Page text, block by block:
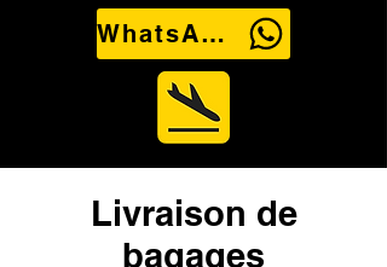
WhatsApp Us
Livraison de
bagages